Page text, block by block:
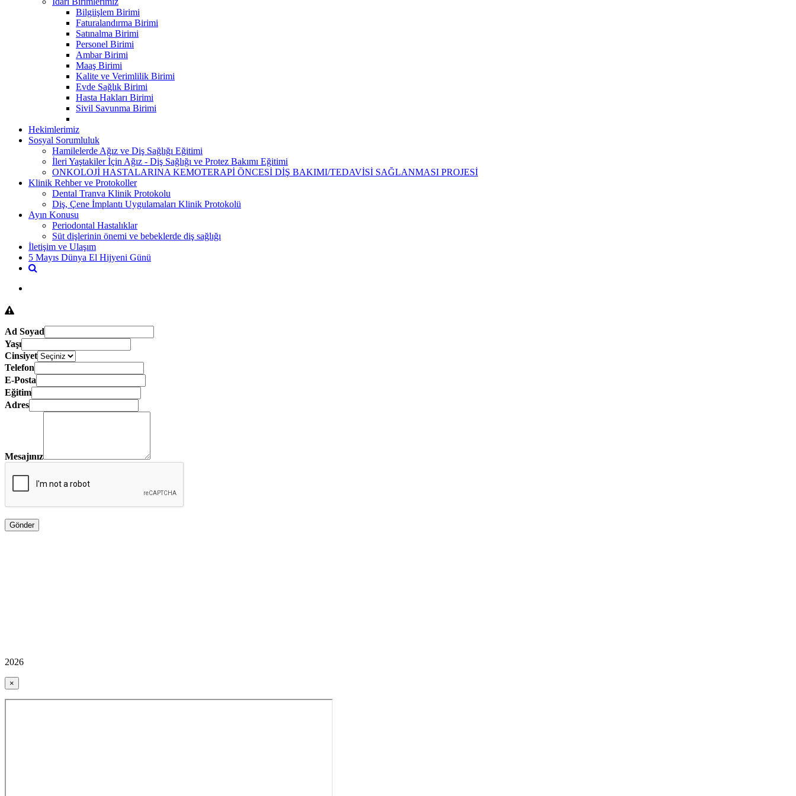
Bilgiişlem Birimi
Faturalandırma Birimi
Satınalma Birimi
Personel Birimi
Ambar Birimi
Maaş Birimi
Kalite ve Verimlilik Birimi
Evde Sağlık Birimi
Hasta Hakları Birimi
Sivil Savunma Birimi
Hekimlerimiz
Sosyal Sorumluluk
Hamilelerde Ağız ve Diş Sağlığı Eğitimi
İleri Yaştakiler İçin Ağız - Diş Sağlığı ve Protez Bakımı Eğitimi
ONKOLOJİ HASTALARINA KEMOTERAPİ ÖNCESİ DİŞ BAKIMI/TEDAVİSİ SAĞLANMASI PROJESİ
Klinik Rehber ve Protokoller
Dental Tranva Klinik Protokolu
Diş, Çene İmplantı Uygulamaları Klinik Protokolü
Ayın Konusu
Periodontal Hastalıklar
Süt dişlerinin önemi ve bebeklerde diş sağlığı
İletişim ve Ulaşım
5 Mayıs Dünya El Hijyeni Günü
Ad Soyad
Yaşı
Cinsiyet
Telefon
E-Posta
Eğitim
Adres
Mesajınız
2026
×